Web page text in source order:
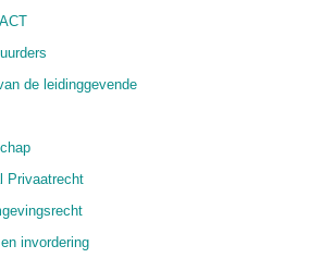
Over Cedeo
Cedeo-aanpak
Nuttige links
in de media
Contact
de leidinggevende
Privaatrecht
invordering